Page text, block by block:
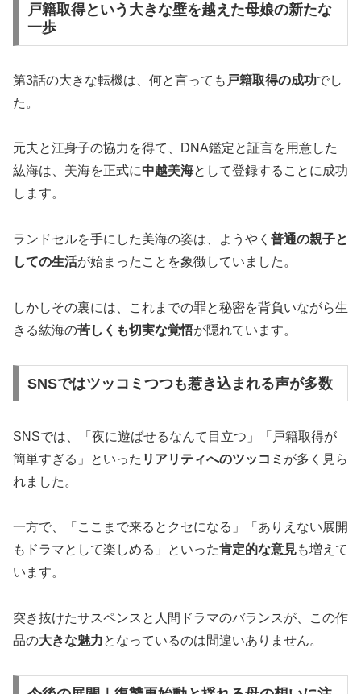
戸籍取得という大きな壁を越えた母娘の新たな
一歩
第3話の大きな転機は、何と言っても 戸籍取得の成功でし
た。
元夫と江身子の協力を得て、DNA鑑定と証言を用意した
紘海は、美海を正式に中越美海として登録することに成功
します。
ランドセルを手にした美海の姿は、ようやく 普通の親子と
しての生活が始まったことを象徴していました。
しかしその裏には、これまでの罪と秘密を背負いながら生
きる紘海の苦しくも切実な覚悟が隠れています。
SNSではツッコミつつも惹き込まれる声が多数
SNSでは、「夜に遊ばせるなんて目立つ」「戸籍取得が
簡単すぎる」といった リアリティへのツッコミ が多く見ら
れました。
一方で、「ここまで来るとクセになる」「ありえない展開
もドラマとして楽しめる」といった肯定的な意見も増えて
います。
突き抜けたサスペンスと人間ドラマのバランスが、この作
品の大きな魅力となっているのは間違いありません。